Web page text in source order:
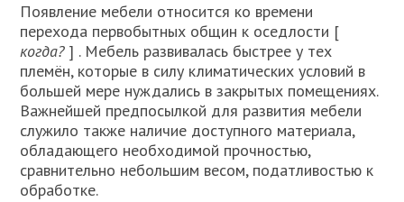
Появление мебели относится ко времени
перехода первобытных общин к оседлости [
когда? ] . Мебель развивалась быстрее у тех
племён, которые в силу климатических условий в
большей мере нуждались в закрытых помещениях.
Важнейшей предпосылкой для развития мебели
служило также наличие доступного материала,
обладающего необходимой прочностью,
сравнительно небольшим весом, податливостью к
обработке.